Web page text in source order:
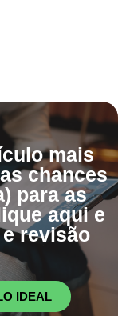
mais
chances
para as
aqui e
revisão
IDEAL